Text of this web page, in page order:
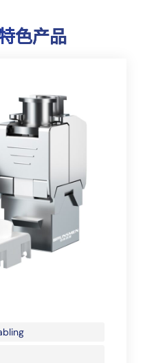
色产品